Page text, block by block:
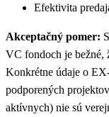
Efektivita
Akceptačný pomer:
VC fondoch je bežné,
Konkrétne údaje o
podporených
aktívnych) nie sú